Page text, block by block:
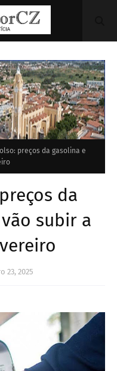
preços da gasolina e
da
subir a
23, 2025